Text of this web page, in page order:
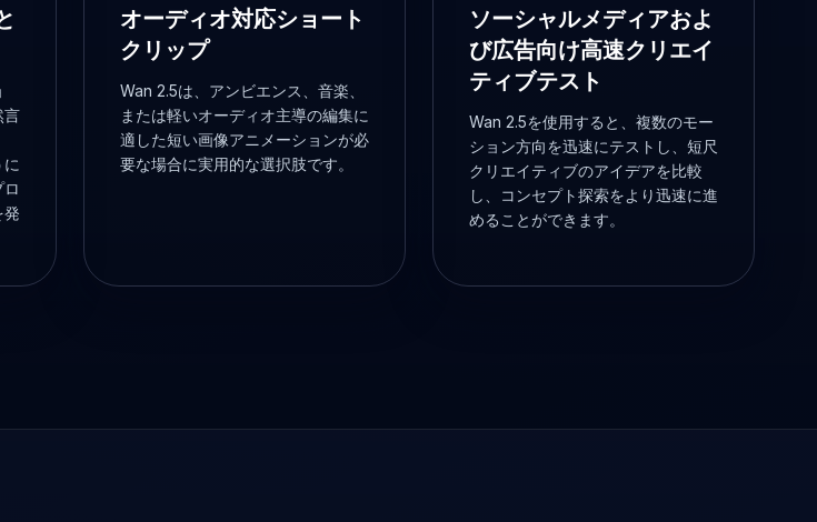
言
発
オーディオ対応ショート
クリップ
Wan 2.5は、アンビエンス、音楽、
または軽いオーディオ主導の編集に
適した短い画像アニメーションが必
要な場合に実用的な選択肢です。
ソーシャルメディアおよ
び広告向け高速クリエイ
ティブテスト
Wan 2.5を使用すると、複数のモー
ション方向を迅速にテストし、短尺
クリエイティブのアイデアを比較
し、コンセプト探索をより迅速に進
めることができます。